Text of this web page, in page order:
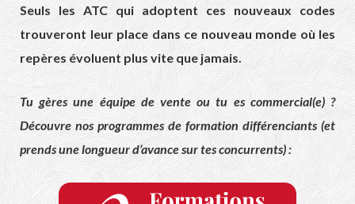
Seuls les ATC qui adoptent ces nouveaux codes
trouveront leur place dans ce nouveau monde où les
repères évoluent plus vite que jamais.
Tu gères une équipe de vente ou tu es commercial(e) ?
Découvre nos programmes de formation différenciants (et
prends une longueur d’avance sur tes concurrents) :